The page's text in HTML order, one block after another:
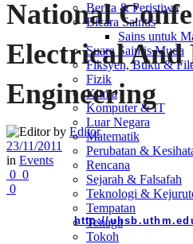
Berita & Peristiwa
Bicara Saintis
Sains untuk
Suara Saintis Muda
Fiksyen, Buku &
Fizik
Kimia
Komputer & IT
Luar Negara
Matematik
Perubatan &
Rencana
Sejarah & Falsafah
Teknologi &
Tempatan
Tenaga
Tokoh
National
Electrical And
Engineering
by Editor
23/11/2011
in Events
0 0
0
http://